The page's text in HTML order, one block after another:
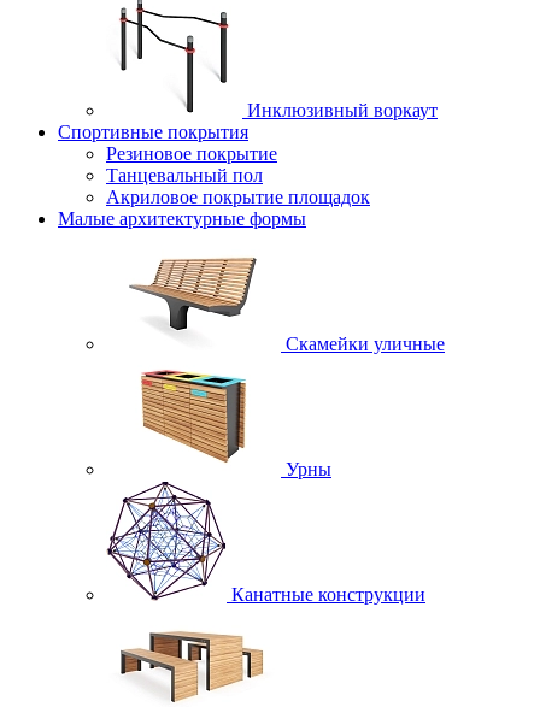
Инклюзивный воркаут
Спортивные покрытия
Резиновое покрытие
Танцевальный пол
Акриловое покрытие площадок
Малые архитектурные формы
Скамейки уличные
Урны
Канатные конструкции